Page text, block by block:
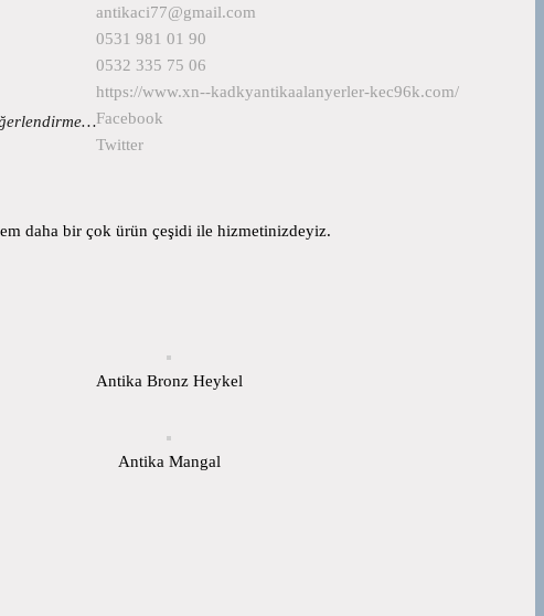
antikaci77@gmail.com
0531 981 01 90
0532 335 75 06
https://www.xn--kadkyantikaalanyerler-kec96k.com/
Facebook
Twitter
daha bir çok ürün çeşidi ile hizmetinizdeyiz.
Antika Bronz Heykel
Antika Mangal